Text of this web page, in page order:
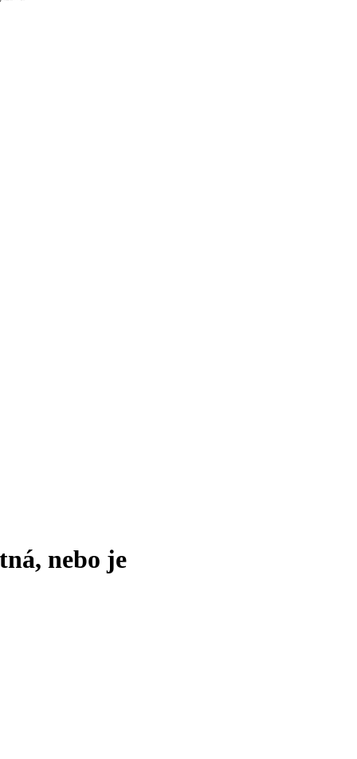
nebo je